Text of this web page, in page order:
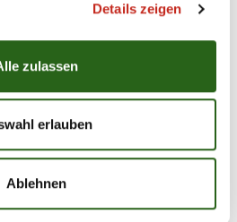
Details zeigen
zulassen
erlauben
Ablehnen
Spielzeit 2026/27 sollte eine
für das Team von
werden. Gegen den
packenden Schlagabtausch, der